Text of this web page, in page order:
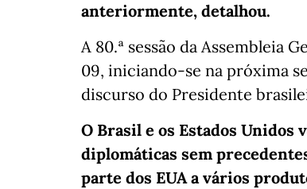
anteriormente, detalhou.
A 80.ª sessão da Assembleia
09, iniciando-se na próxima
discurso do Presidente
O Brasil e os Estados Unidos
diplomáticas sem
parte dos EUA a vários